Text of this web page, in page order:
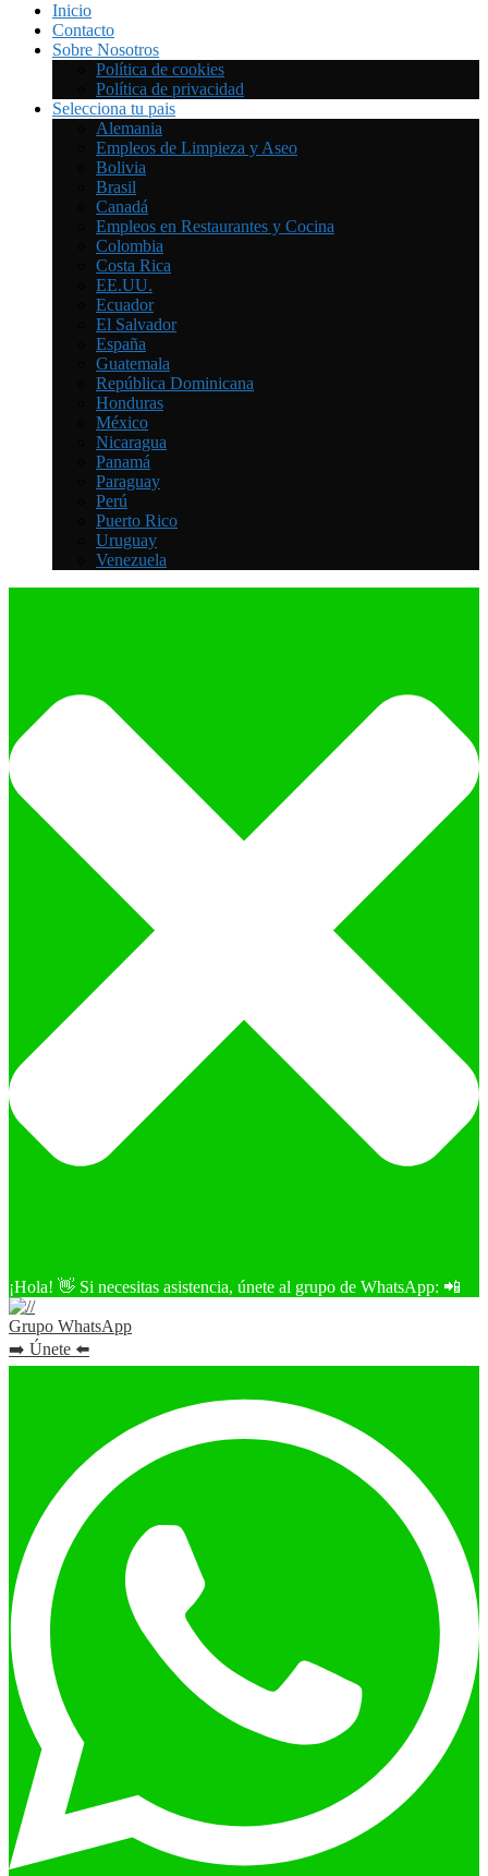
Inicio
Contacto
Sobre Nosotros
Política de cookies
Política de privacidad
Selecciona tu pais
Alemania
Empleos de Limpieza y Aseo
Bolivia
Brasil
Canadá
Empleos en Restaurantes y Cocina
Colombia
Costa Rica
EE.UU.
Ecuador
El Salvador
España
Guatemala
República Dominicana
Honduras
México
Nicaragua
Panamá
Paraguay
Perú
Puerto Rico
Uruguay
Venezuela
¡Hola! 👋 Si necesitas asistencia, únete al grupo de WhatsApp: 📲
Grupo WhatsApp
➡️ Únete ⬅️